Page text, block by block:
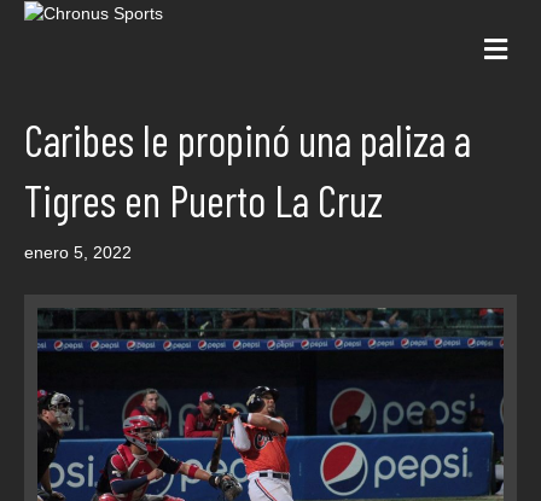
Caribes le propinó una paliza a
Tigres en Puerto La Cruz
enero 5, 2022